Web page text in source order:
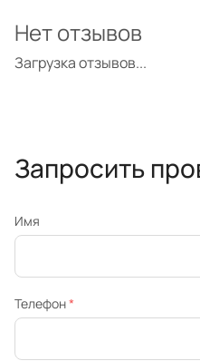
Загрузка отзывов...
Нет отзывов
Запросить
Имя
Телефон*